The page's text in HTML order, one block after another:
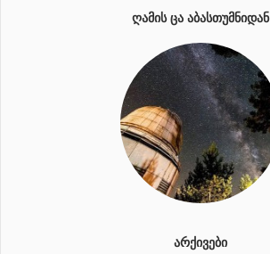
ᲦᲐᲛᲘᲡ ᲪᲐ ᲐᲑᲐᲡᲗᲣᲛᲜᲘᲓᲐᲜ
ᲐᲠᲥᲘᲕᲔᲑᲘ